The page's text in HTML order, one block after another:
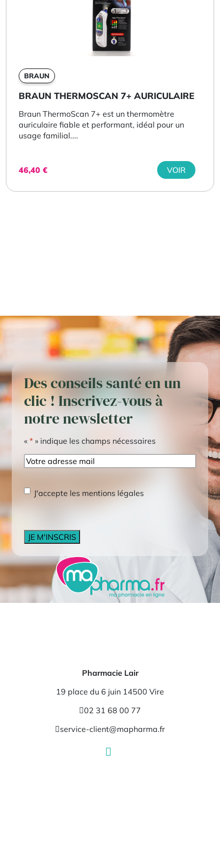
BRAUN
BRAUN THERMOSCAN 7+ AURICULAIRE
Braun ThermoScan 7+ est un thermomètre
auriculaire fiable et performant, idéal pour un
usage familial....
46,40 € VOIR
Des conseils santé en un
clic ! Inscrivez-vous à
notre newsletter
« * » indique les champs nécessaires
E-
mail
RGPD*
J'accepte les mentions légales
Pharmacie Lair
19 place du 6 juin 14500 Vire
02 31 68 00 77
service-client@mapharma.fr